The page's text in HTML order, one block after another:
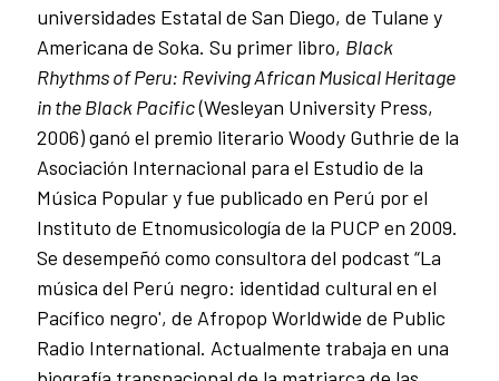
universidades Estatal de San Diego, de Tulane y
Americana de Soka. Su primer libro, Black
Rhythms of Peru: Reviving African Musical Heritage
in the Black Pacific(Wesleyan University Press,
2006) ganó el premio literario Woody Guthrie de la
Asociación Internacional para el Estudio de la
Música Popular y fue publicado en Perú por el
Instituto de Etnomusicología de la PUCP en 2009.
Se desempeñó como consultora del podcast “La
música del Perú negro: identidad cultural en el
Pacífico negro', de Afropop Worldwide de Public
Radio International. Actualmente trabaja en una